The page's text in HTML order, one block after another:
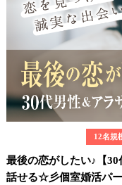
12名規
最後の恋がしたい♪【
話せる☆彡個室婚活パ